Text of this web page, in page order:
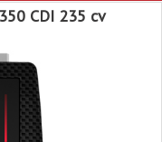
CDI 235 cv